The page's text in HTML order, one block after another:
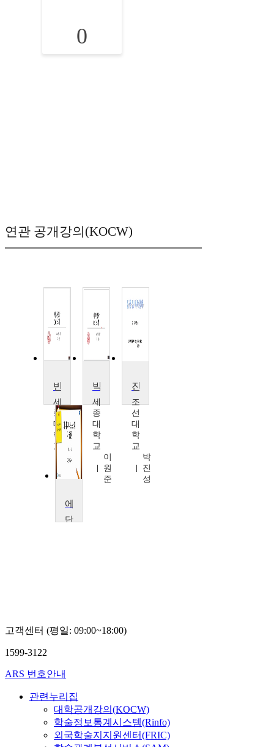
0
연관 공개강의(KOCW)
세
종
대
학
교
이
세
종
대
학
교
이
원
준
조
선
대
학
교
박
진
성
단
고객센터 (평일: 09:00~18:00)
1599-3122
ARS 번호안내
관련누리집
대학공개강의(KOCW)
학술정보통계시스템(Rinfo)
외국학술지지원센터(FRIC)